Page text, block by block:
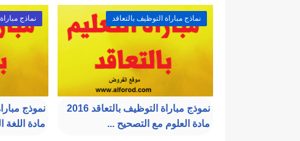
نماذج مباراة التوظيف بالتعاقد
نموذج مباراة التوظيف بالتعاقد 2016
مادة العلوم مع التصحيح ...
نماذج
مادة اللغة